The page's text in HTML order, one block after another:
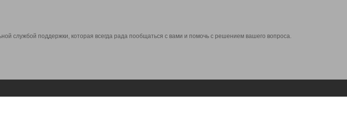
службой поддержки, которая всегда рада пообщаться с вами и помочь с решением вашего вопроса.